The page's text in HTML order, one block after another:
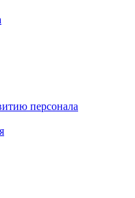
персонала